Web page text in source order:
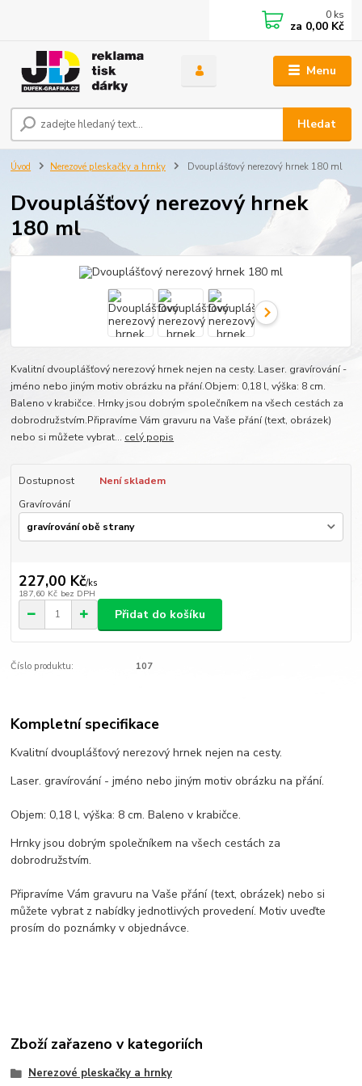
Menu
Hledat
0 ks
za 0,00 Kč
Úvod Nerezové pleskačky a hrnky Dvouplášťový nerezový hrnek 180 ml
Dvouplášťový nerezový hrnek
180 ml
Kvalitní dvouplášťový nerezový hrnek nejen na cesty. Laser. gravírování -
jméno nebo jiným motiv obrázku na přání.Objem: 0,18 l, výška: 8 cm.
Baleno v krabičce. Hrnky jsou dobrým společníkem na všech cestách za
dobrodružstvím.Připravíme Vám gravuru na Vaše přání (text, obrázek)
nebo si můžete vybrat... celý popis
Dostupnost
Není skladem
Gravírování
227,00 Kč/ks
187,60 Kč bez DPH
Přidat do košíku
Číslo produktu: 107
Kompletní specifikace
Kvalitní dvouplášťový nerezový hrnek nejen na cesty.
Laser. gravírování - jméno nebo jiným motiv obrázku na přání.
Objem: 0,18 l, výška: 8 cm. Baleno v krabičce.
Hrnky jsou dobrým společníkem na všech cestách za
dobrodružstvím.
Připravíme Vám gravuru na Vaše přání (text, obrázek) nebo si
můžete vybrat z nabídky jednotlivých provedení. Motiv uveďte
prosím do poznámky v objednávce.
Zboží zařazeno v kategoriích
Nerezové pleskačky a hrnky